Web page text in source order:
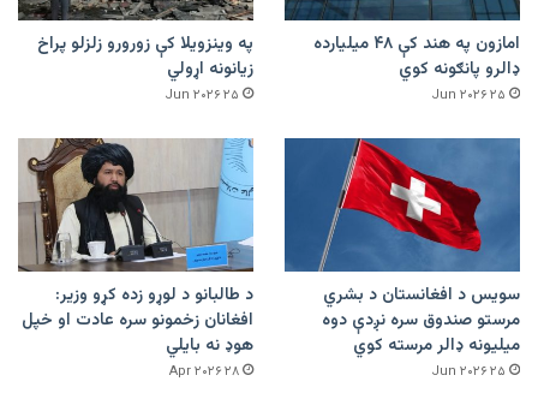
امازون په هند کې ۴۸ میلیارده
ډالرو پانګونه کوي
۲۵ Jun ۲۰۲۶
په وینزویلا کې زورورو زلزلو پراخ
زیانونه اړولي
۲۵ Jun ۲۰۲۶
سویس د افغانستان د بشري
مرستو صندوق سره نږدې دوه
میلیونه ډالر مرسته کوي
۲۵ Jun ۲۰۲۶
د طالبانو د لوړو زده کړو وزیر:
افغانان زخمونو سره عادت او خپل
هوډ نه بایلي
۲۸ Apr ۲۰۲۶